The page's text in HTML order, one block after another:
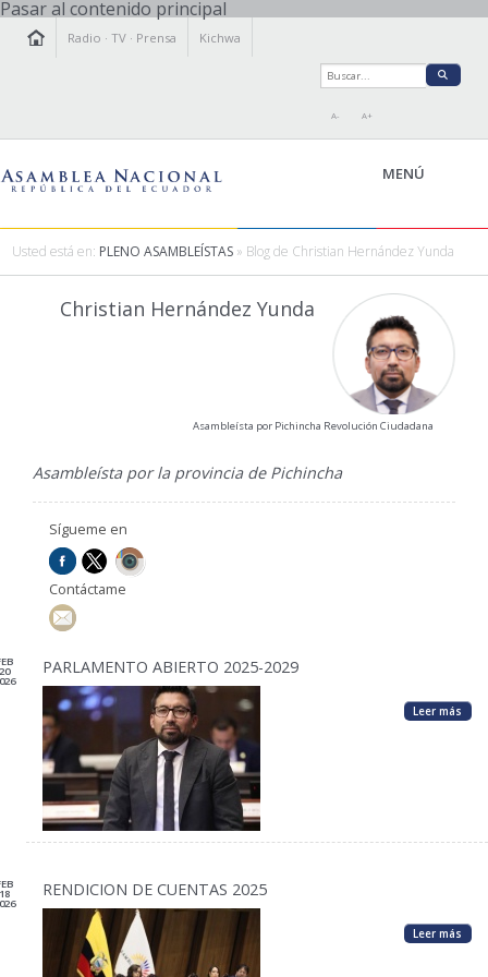
Pasar al contenido principal
Radio ·TV · Prensa Kichwa
A- A+
MENÚ
Usted está en: PLENO ASAMBLEÍSTAS » Blog de Christian Hernández Yunda
Christian Hernández Yunda
Asambleísta por Pichincha Revolución Ciudadana
Asambleísta por la provincia de Pichincha
Sígueme en
Contáctame
20 PARLAMENTO ABIERTO 2025-2029
Leer más
18 RENDICION DE CUENTAS 2025
Leer más